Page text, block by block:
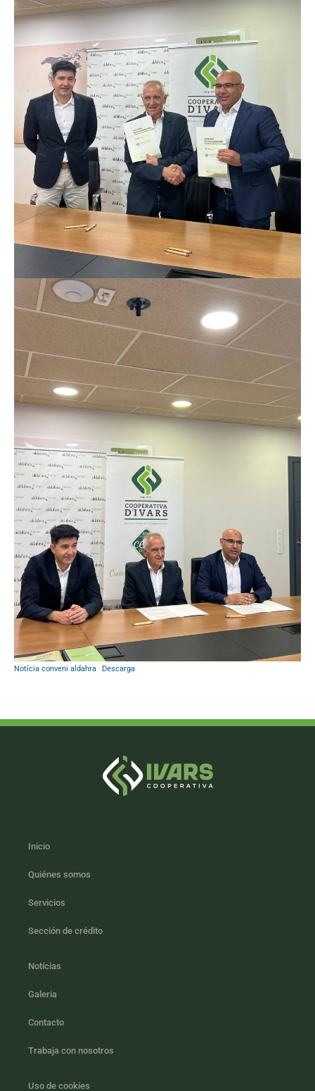
Notícia conveni aldahra Descarga
Inicio
Quiénes somos
Servicios
Sección de crédito
Notícias
Galeria
Contacto
Trabaja con nosotros
Uso de cookies